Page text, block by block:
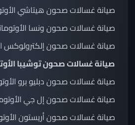
صيانة غسالات صحون هيتاشي
صيانة غسالات صحون ونسا
صيانة غسالات صحون إلكترولوكس
صيانة غسالات صحون توشيبا
صيانة غسالات صحون دبليو برو
صيانة غسالات صحون إل جي
صيانة غسالات صحون أريستون